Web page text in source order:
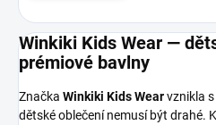
Winkiki Kids Wear —
prémiové bavlny
Značka Winkiki Kids Wearvznikla
dětské oblečení nemusí být drahé.